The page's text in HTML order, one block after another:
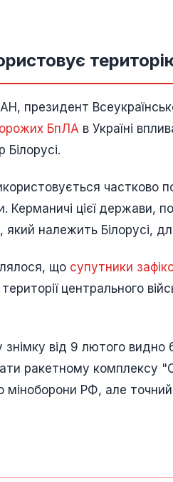
президент
БпЛА в Україні
Білорусі.
частково
Керманичі цієї
який належить Білорусі,
що супутники
центрального
від 9 лютого видно
ракетному комплексу
міноборони РФ, але